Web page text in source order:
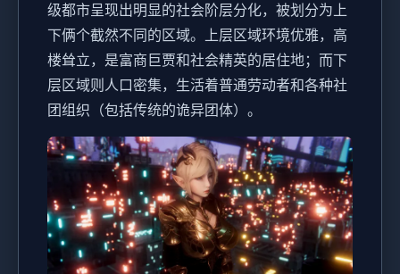
级都市呈现出明显的社会阶层分化，被划分为上
下俩个截然不同的区域。上层区域环境优雅，高
楼耸立，是富商巨贾和社会精英的居住地；而下
层区域则人口密集，生活着普通劳动者和各种社
团组织（包括传统的诡异团体）。